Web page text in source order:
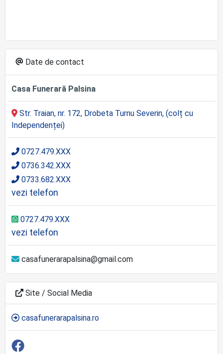
Date de contact
Casa Funerară Palsina
Str. Traian, nr. 172, Drobeta Turnu Severin, (colț cu
Independenței)
0727.479.XXX
0736.342.XXX
0733.682.XXX
vezi telefon
0727.479.XXX
vezi telefon
casafunerarapalsina@gmail.com
Site / Social Media
casafunerarapalsina.ro